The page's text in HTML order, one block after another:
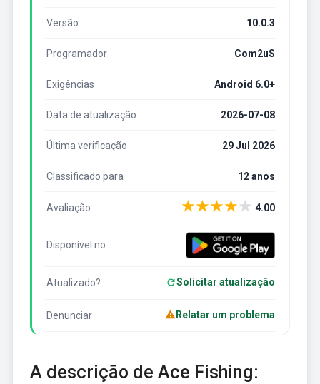
Versão 10.0.3
Programador Com2uS
Exigências Android 6.0+
Data de atualização: 2026-07-08
Última verificação 29 Jul 2026
Classificado para 12 anos
Avaliação ★★★★★ 4.00
Disponível no
Atualizado? Solicitar atualização
Denunciar Relatar um problema
A descrição de Ace Fishing: